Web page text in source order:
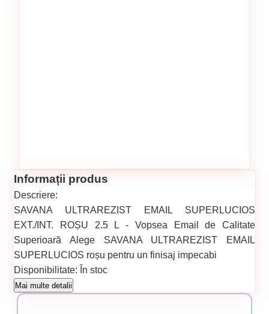
Informații produs
Descriere:
SAVANA ULTRAREZIST EMAIL SUPERLUCIOS
EXT./INT. ROȘU 2.5 L - Vopsea Email de Calitate
Superioară Alege SAVANA ULTRAREZIST EMAIL
SUPERLUCIOS roșu pentru un finisaj impecabi
Disponibilitate: În stoc
Cod produs: SVN5738215
Categorii:
Mai multe detalii